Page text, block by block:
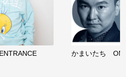
かまいたち